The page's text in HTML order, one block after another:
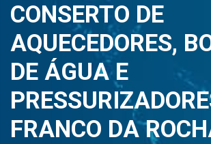
CONSERTO DE
AQUECEDORES,
DE ÁGUA E
FRANCO DA